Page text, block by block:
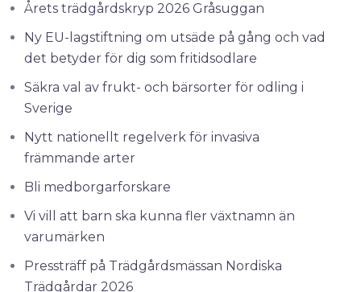
Årets trädgårdskryp 2026 Gråsuggan
Ny EU-lagstiftning om utsäde på gång och vad
det betyder för dig som fritidsodlare
Säkra val av frukt- och bärsorter för odling i
Sverige
Nytt nationellt regelverk för invasiva
främmande arter
Bli medborgarforskare
Vi vill att barn ska kunna fler växtnamn än
varumärken
Pressträff på Trädgårdsmässan Nordiska
Trädgårdar 2026